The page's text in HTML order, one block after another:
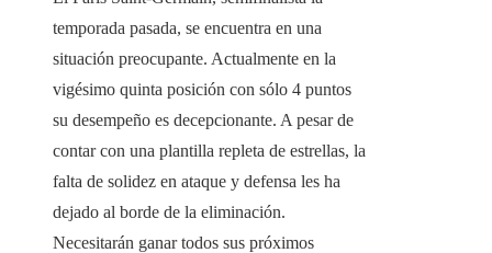
temporada pasada, se encuentra en una
situación preocupante. Actualmente en la
vigésimo quinta posición con sólo 4 puntos
su desempeño es decepcionante. A pesar de
contar con una plantilla repleta de estrellas, la
falta de solidez en ataque y defensa les ha
dejado al borde de la eliminación.
Necesitarán ganar todos sus próximos